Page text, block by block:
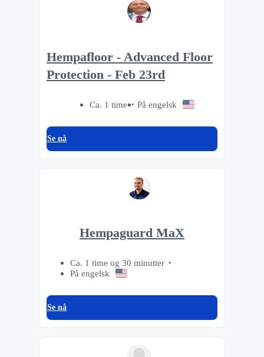
Hempafloor - Advanced Floor
Protection - Feb 23rd
Ca. 1 time På engelsk
Se nå
Hempaguard MaX
Ca. 1 time og 30 minutter
På engelsk
Se nå